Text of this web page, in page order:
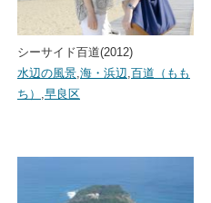
シーサイド百道(2012)
水辺の風景,海・浜辺,百道（もも
ち） ,早良区